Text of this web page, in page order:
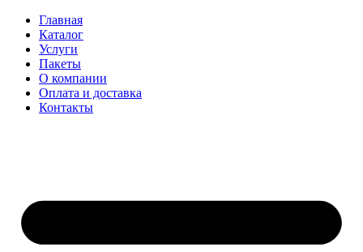
Главная
Каталог
Услуги
Пакеты
О компании
Оплата и доставка
Контакты